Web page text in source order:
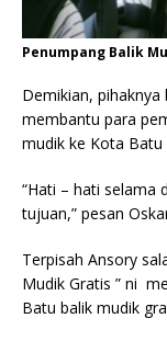
Penumpang Balik
Demikian,
membantu para
mudik ke Kota Batu
“Hati – hati selama
tujuan,” pesan
Terpisah Ansory
Mudik Gratis ” ni
Batu balik mudik